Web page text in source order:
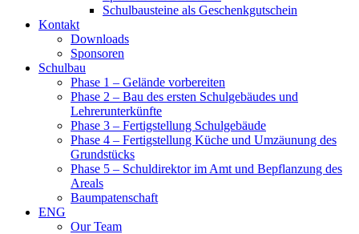
Schulbausteine als Geschenkgutschein
Kontakt
Downloads
Sponsoren
Schulbau
Phase 1 – Gelände vorbereiten
Phase 2 – Bau des ersten Schulgebäudes und
Lehrerunterkünfte
Phase 3 – Fertigstellung Schulgebäude
Phase 4 – Fertigstellung Küche und Umzäunung des
Grundstücks
Phase 5 – Schuldirektor im Amt und Bepflanzung des
Areals
Baumpatenschaft
ENG
Our Team